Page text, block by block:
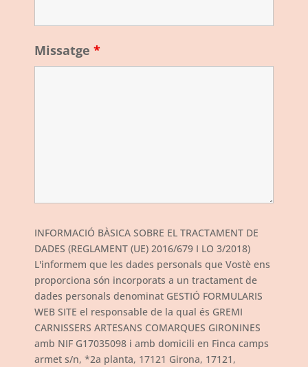
Missatge *
INFORMACIÓ BÀSICA SOBRE EL TRACTAMENT DE
DADES (REGLAMENT (UE) 2016/679 I LO 3/2018)
L'informem que les dades personals que Vostè ens
proporciona són incorporats a un tractament de
dades personals denominat GESTIÓ FORMULARIS
WEB SITE el responsable de la qual és GREMI
CARNISSERS ARTESANS COMARQUES GIRONINES
amb NIF G17035098 i amb domicili en Finca camps
armet s/n, *2a planta, 17121 Girona, 17121,